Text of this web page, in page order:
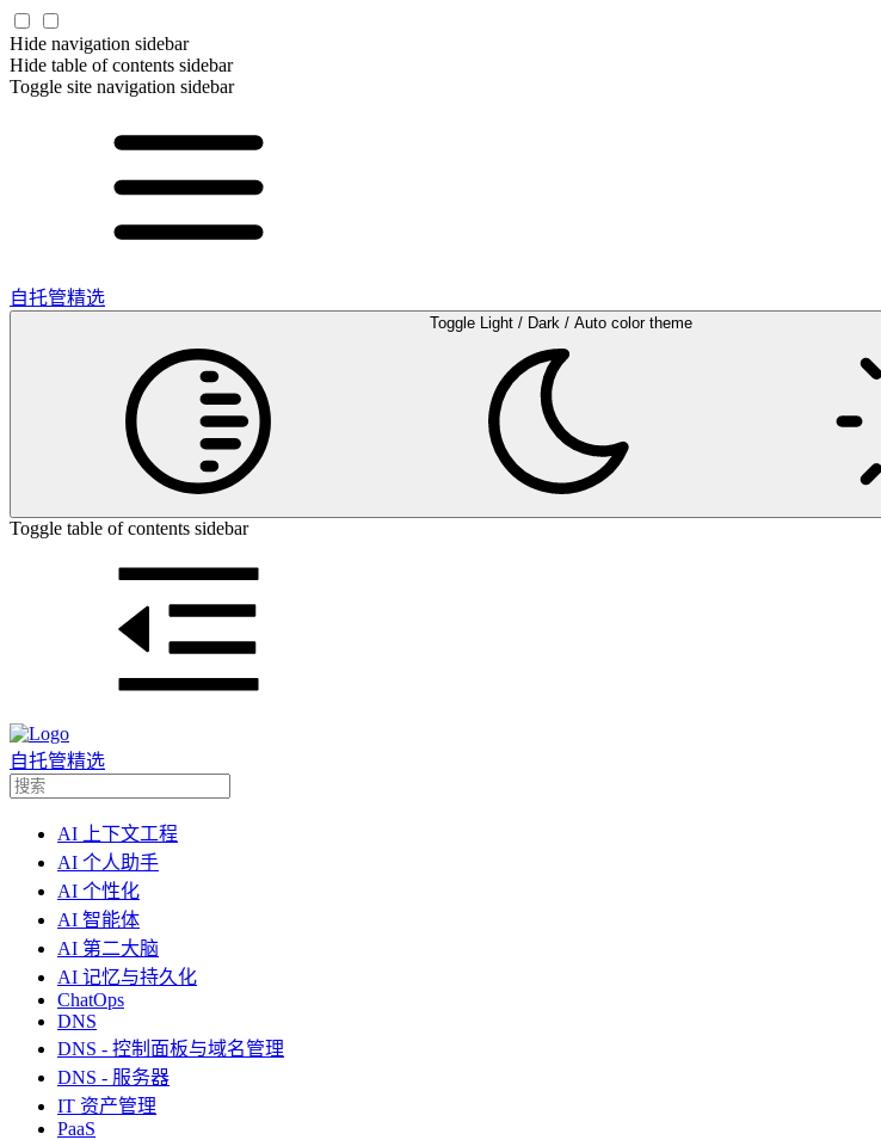
Hide navigation sidebar
Hide table of contents sidebar
Toggle site navigation sidebar
自托管精选
Toggle Light / Dark / Auto color theme
Toggle table of contents sidebar
自托管精选
AI 上下文工程
AI 个人助手
AI 个性化
AI 智能体
AI 第二大脑
AI 记忆与持久化
ChatOps
DNS
DNS - 控制面板与域名管理
DNS - 服务器
IT 资产管理
PaaS